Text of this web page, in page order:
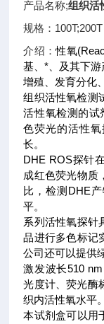
产品名称;组织活
规格：100T;200T
介绍：性氧
基、*、及其下
增殖、发育分化
组织活性氧检测
活性氧检测的试
色荧光的活性
长。
DHE ROS探针
成红色荧光物质
比，检测DHE
平。
系列活性氧探针
品进行多色标记
公司还可以提供
激发波长510
光度计、荧光酶
织内活性氧水平。
本试剂盒可以用